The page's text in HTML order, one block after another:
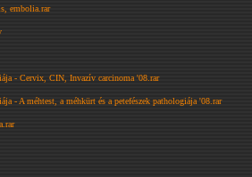
embolia.rar
- Cervix, CIN, Invazív carcinoma '08.rar
- A méhtest, a méhkürt és a petefészek pathologiája '08.rar